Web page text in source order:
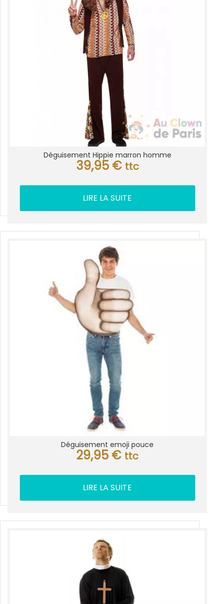
Déguisement Hippie marron homme
39,95 € ttc
LIRE LA SUITE
Déguisement emoji pouce
29,95 € ttc
LIRE LA SUITE